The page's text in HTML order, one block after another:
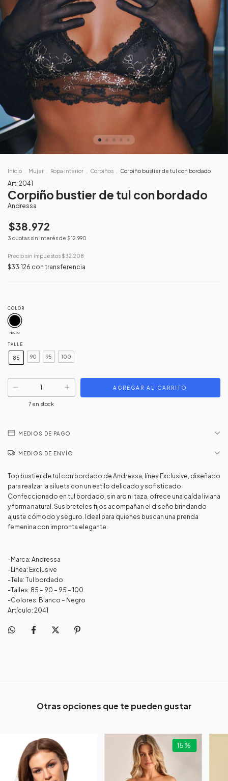
Inicio Mujer Ropa interior Corpiños Corpiño bustier de tul con bordado
Art: 2041
Corpiño bustier de tul con bordado
Andressa
$38.972
3 cuotas sin interés de $12.990
Precio sin impuestos $32.208
$33.126 con transferencia
COLOR
NEGRO
TALLE
85 90 95 100
7 en stock
MEDIOS DE PAGO
MEDIOS DE ENVÍO
Top bustier de tul con bordado de Andressa, línea Exclusive, diseñado
para realzar la silueta con un estilo delicado y sofisticado.
Confeccionado en tul bordado, sin aro ni taza, ofrece una caída liviana
y forma natural. Sus breteles fijos acompañan el diseño brindando
ajuste cómodo y seguro. Ideal para quienes buscan una prenda
femenina con impronta elegante.
-Marca: Andressa
-Línea: Exclusive
-Tela: Tul bordado
-Talles: 85 – 90 – 95 – 100
-Colores: Blanco – Negro
Artículo: 2041
Otras opciones que te pueden gustar
15%